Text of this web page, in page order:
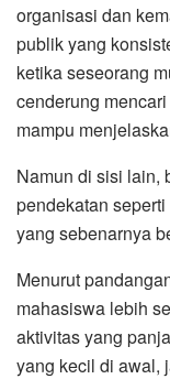
organisasi dan
publik yang
ketika seseorang
cenderung
mampu
Namun di sisi lain,
pendekatan
yang sebenarnya
Menurut
mahasiswa lebih
aktivitas yang
yang kecil di awal,